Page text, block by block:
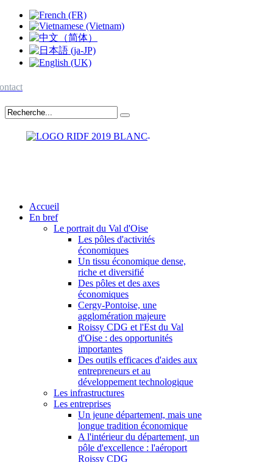
Accueil
En bref
Le portrait du Val d'Oise
Les pôles d'activités
économiques
Un tissu économique dense,
riche et diversifié
Des pôles et des axes
économiques
Cergy-Pontoise, une
agglomération majeure
Roissy CDG et l'Est du Val
d'Oise : des opportunités
importantes
Des outils efficaces d'aides aux
entrepreneurs et au
développement technologique
Les infrastructures
Les entreprises
Un jeune département, mais une
longue tradition économique
A l'intérieur du département, un
pôle d'excellence : l'aéroport
Roissy CDG